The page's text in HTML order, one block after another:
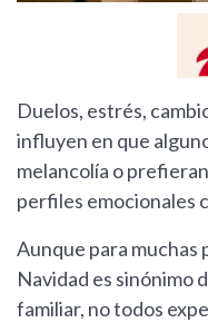
Duelos, estrés,
influyen en que
melancolía o
perfiles emocionales
Aunque para muchas
Navidad es sinónimo
familiar, no todos